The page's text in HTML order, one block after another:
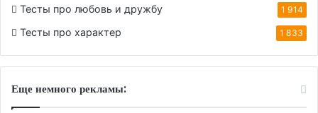
Тесты про любовь и дружбу 1 914
Тесты про характер 1 833
Еще немного рекламы: